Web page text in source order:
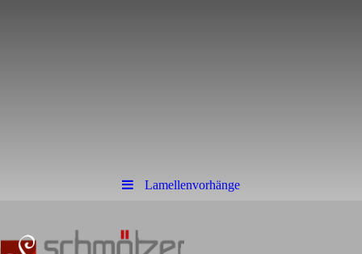
Lamellenvorhänge